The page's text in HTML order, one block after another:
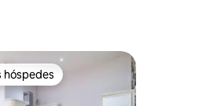
preferidos dos hóspedes
hóspedes